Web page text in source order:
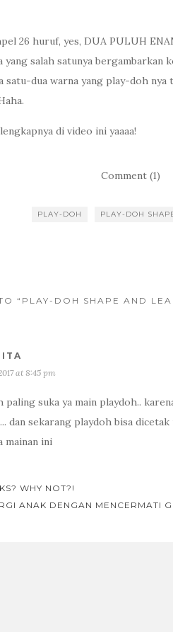
26 huruf, yes, DUA PULUH
yang salah satunya bergambarkan
satu-dua warna yang play-doh
di video ini yaaaa!
Comment (1)
PLAY-DOH PLAY-DOH
“PLAY-DOH SHAPE AND
at 8:45 pm
paling suka ya main playdoh..
dan sekarang playdoh bisa dicetak
mainan ini
WHY NOT?!
ANAK DENGAN MENCERMATI